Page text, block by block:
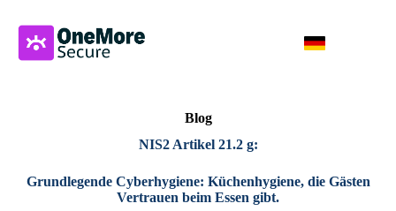
Blog
NIS2 Artikel 21.2 g:
Grundlegende Cyberhygiene: Küchenhygiene, die Gästen
Vertrauen beim Essen gibt.